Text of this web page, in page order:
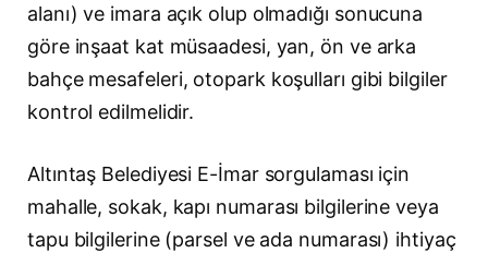
alanı) ve imara açık olup olmadığı sonucuna
göre inşaat kat müsaadesi, yan, ön ve arka
bahçe mesafeleri, otopark koşulları gibi bilgiler
kontrol edilmelidir.
Altıntaş Belediyesi E-İmar sorgulaması için
mahalle, sokak, kapı numarası bilgilerine veya
tapu bilgilerine (parsel ve ada numarası) ihtiyaç